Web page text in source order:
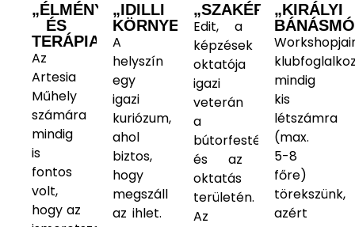
„ÉLMÉNY
ÉS
TERÁPIA”
Az
Artesia
Műhely
számára
mindig
is
fontos
volt,
hogy az
„IDILLI
KÖRNYEZET”
A
helyszín
egy
igazi
kuriózum,
ahol
biztos,
hogy
megszáll
az ihlet.
„SZAKÉRTELEM”
Edit, a
képzések
oktatója
igazi
veterán
a
bútorfestés
és az
oktatás
területén.
Az
„KIRÁLYI
mindig
kis
létszámra
(max.
5-8
főre)
törekszünk,
azért